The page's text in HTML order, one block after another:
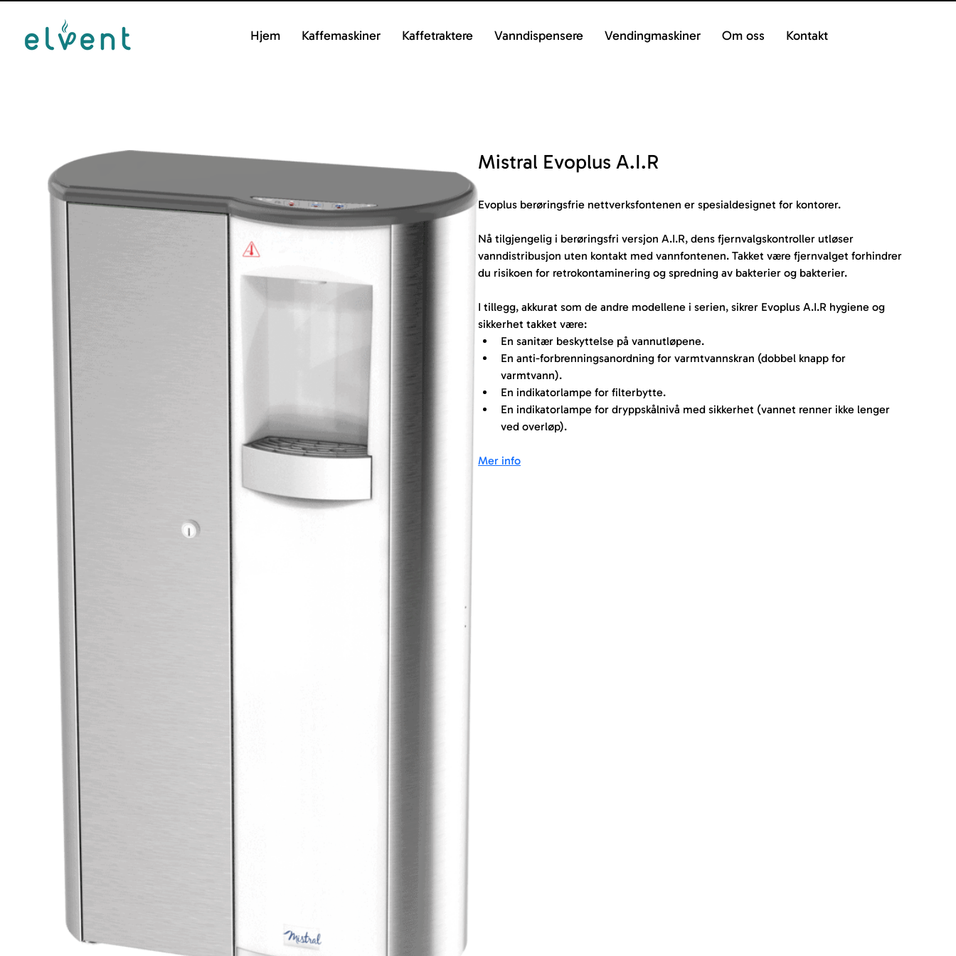
Hjem Kaffemaskiner Kaffetraktere Vanndispensere Vendingmaskiner Om oss Kontakt
Mistral Evoplus A.I.R
Evoplus berøringsfrie nettverksfontenen er spesialdesignet for kontorer.
Nå tilgjengelig i berøringsfri versjon A.I.R, dens fjernvalgskontroller utløser
vanndistribusjon uten kontakt med vannfontenen. Takket være fjernvalget forhindrer
du risikoen for retrokontaminering og spredning av bakterier og bakterier.
I tillegg, akkurat som de andre modellene i serien, sikrer Evoplus A.I.R hygiene og
sikkerhet takket være:
En sanitær beskyttelse på vannutløpene.
En anti-forbrenningsanordning for varmtvannskran (dobbel knapp for
varmtvann).
En indikatorlampe for filterbytte.
En indikatorlampe for dryppskålnivå med sikkerhet (vannet renner ikke lenger
ved overløp).
Mer info